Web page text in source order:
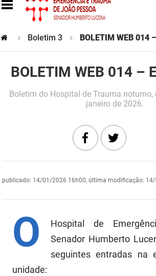
Comunicação Institucional
Controladoria Geral do Estado
Desenvolvimento e da Articulação Municipal
Secretaria de Governo
Infraestrutura e dos Recursos Hídricos
Juventude, Esporte e Lazer
Codata
Fapesq
Fundação Casa de José Américo
Boletim 3 BOLETIM WEB 014
BOLETIM WEB 014 –
publicado: 14/01/2026 16h00, última modificação:
Boletim do Hospital de Trauma noturno,
janeiro de 2026.
O
Hospital de
Senador Humberto
seguintes entradas na
unidade: